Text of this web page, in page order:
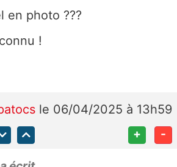
en photo ???
!
le 06/04/2025 à 13h59
+ -